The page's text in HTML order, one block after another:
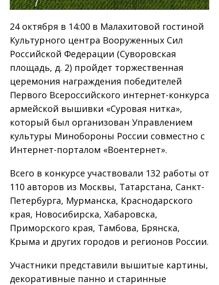
24 октября в 14:00 в Малахитовой гостиной
Культурного центра Вооруженных Сил
Российской Федерации (Суворовская
площадь, д. 2) пройдет торжественная
церемония награждения победителей
Первого Всероссийского интернет-конкурса
армейской вышивки «Суровая нитка»,
который был организован Управлением
культуры Минобороны России совместно с
Интернет-порталом «Воентернет».
Всего в конкурсе участвовали 132 работы от
110 авторов из Москвы, Татарстана, Санкт-
Петербурга, Мурманска, Краснодарского
края, Новосибирска, Хабаровска,
Приморского края, Тамбова, Брянска,
Крыма и других городов и регионов России.
Участники представили вышитые картины,
декоративные панно и старинные